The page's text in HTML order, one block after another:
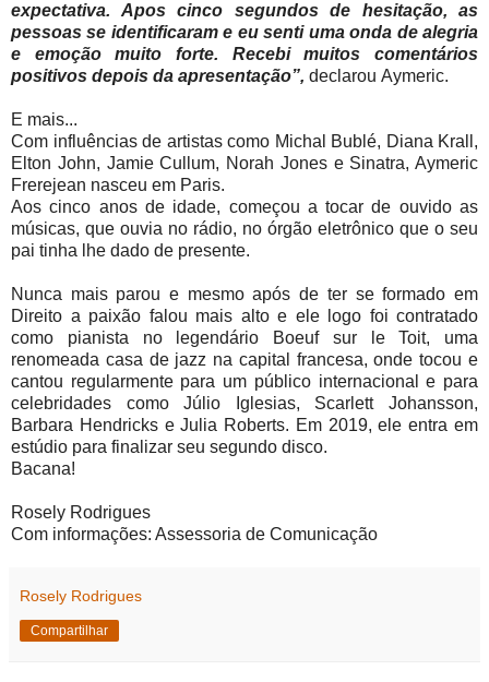
expectativa. Apos cinco segundos de hesitação, as
pessoas se identificaram e eu senti uma onda de alegria
e emoção muito forte. Recebi muitos comentários
positivos depois da apresentação”, declarou Aymeric.
E mais...
Com influências de artistas como Michal Bublé, Diana Krall,
Elton John, Jamie Cullum, Norah Jones e Sinatra, Aymeric
Frerejean nasceu em Paris.
Aos cinco anos de idade, começou a tocar de ouvido as
músicas, que ouvia no rádio, no órgão eletrônico que o seu
pai tinha lhe dado de presente.
Nunca mais parou e mesmo após de ter se formado em
Direito a paixão falou mais alto e ele logo foi contratado
como pianista no legendário Boeuf sur le Toit, uma
renomeada casa de jazz na capital francesa, onde tocou e
cantou regularmente para um público internacional e para
celebridades como Júlio Iglesias, Scarlett Johansson,
Barbara Hendricks e Julia Roberts. Em 2019, ele entra em
estúdio para finalizar seu segundo disco.
Bacana!
Rosely Rodrigues
Com informações: Assessoria de Comunicação
Rosely Rodrigues
Compartilhar